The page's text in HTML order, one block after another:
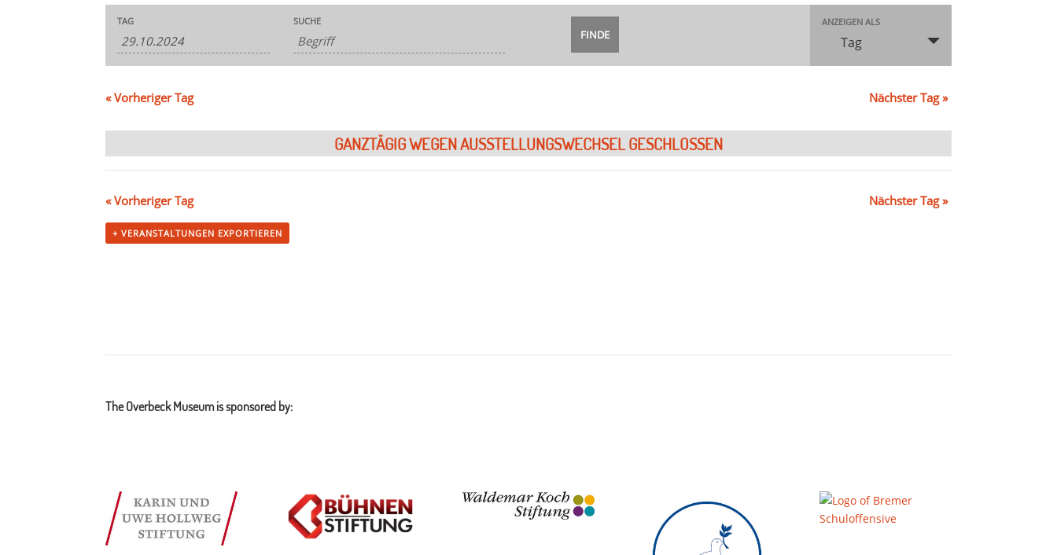
Veranstaltungen
Suche
und
Navigation
Veranstaltungen
Suche
TAG SUCHE Veranstaltung
Ansichten-
ANZEIGEN ALS
Tag
«Vorheriger Tag Nächster Tag»
GANZTÄGIG
«Vorheriger Tag Nächster Tag»
+ VERANSTALTUNGEN EXPORTIEREN
The Overbeck Museum is sponsored by: